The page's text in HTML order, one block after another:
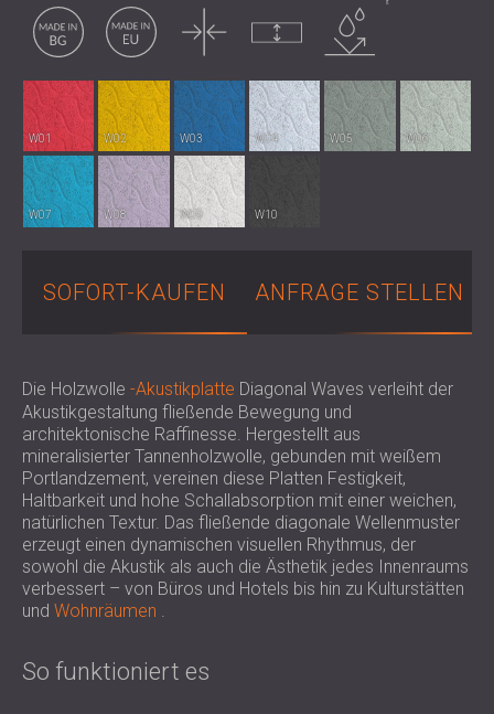
SCHALLSCHUTZ UND AKUSTIK FÜR
HALLEN
SCHALLDÄMMUNG UND
AKUSTIKLÖSUNGEN FÜR
EINZELHANDELSFLÄCHEN
SCHALLSCHUTZ UND AKUSTIK FÜR
BILDUNGSEINRICHTUNGEN
SCHALLSCHUTZ UND AKUSTIK FÜR
AKUSTIKLÖSUNGEN FÜR DEN
AUDIOLOGIEBEREICH
AKUSTIKLÖSUNGEN FÜR
RECHENZENTREN
POLAND (PL)
FINLAND (FI)
РОССИЯ (RU)
USA (US)
SOUTH AFRICA (ZA)
Wasserbeständigkeit
W01 W02 W03 W04 W05 W06
W07 W08 W09 W10
SOFORT-KAUFEN ANFRAGE STELLEN
Die Holzwolle -Akustikplatte Diagonal Waves verleiht der
Akustikgestaltung fließende Bewegung und
architektonische Raffinesse. Hergestellt aus
mineralisierter Tannenholzwolle, gebunden mit weißem
Portlandzement, vereinen diese Platten Festigkeit,
Haltbarkeit und hohe Schallabsorption mit einer weichen,
natürlichen Textur. Das fließende diagonale Wellenmuster
erzeugt einen dynamischen visuellen Rhythmus, der
sowohl die Akustik als auch die Ästhetik jedes Innenraums
verbessert – von Büros und Hotels bis hin zu Kulturstätten
und Wohnräumen
So funktioniert es